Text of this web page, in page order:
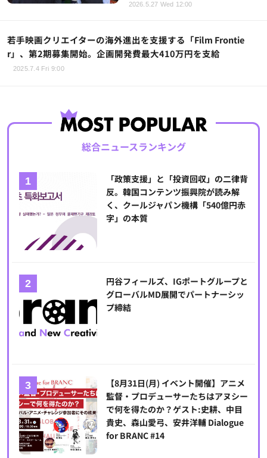
2026.5.27 Wed 12:00
若手映画クリエイターの海外進出を支援する「Film Frontie
r」、第2期募集開始。企画開発費最大410万円を支給
2025.7.4 Fri 9:00
総合ニュースランキング
「政策支援」と「投資回収」の二律背
反。韓国コンテンツ振興院が読み解
く、クールジャパン機構「540億円赤
字」の本質
円谷フィールズ、IGポートグループと
グローバルMD展開でパートナーシッ
プ締結
【8月31日(月) イベント開催】アニメ
監督・プロデューサーたちはアヌシー
で何を得たのか？ゲスト:史耕、中目
貴史、森山愛弓、安井洋輔 Dialogue
for BRANC #14